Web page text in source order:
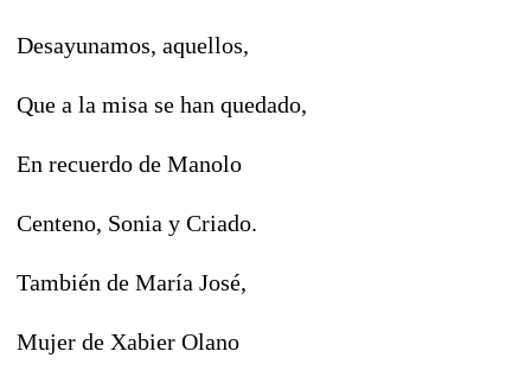
Desayunamos, aquellos,
Que a la misa se han quedado,
En recuerdo de Manolo
Centeno, Sonia y Criado.
También de María José,
Mujer de Xabier Olano